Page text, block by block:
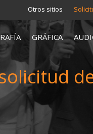
Otros sitios
GRÁFICA